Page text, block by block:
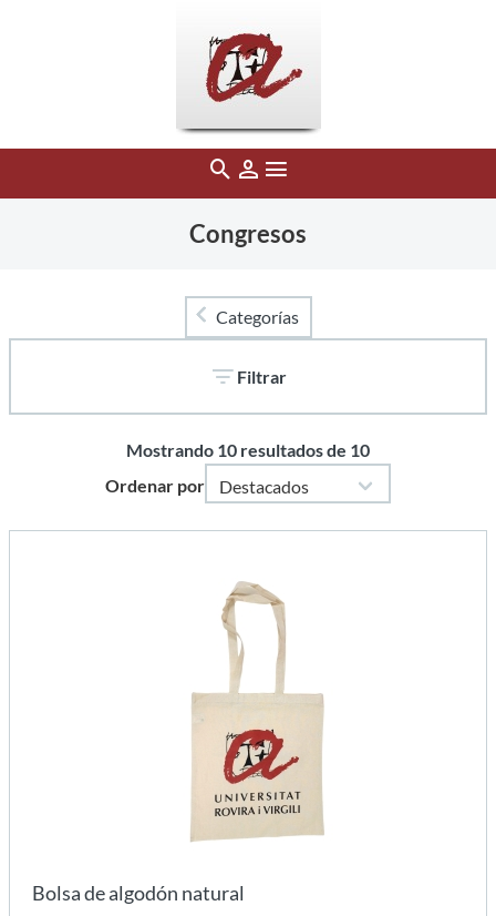
Congresos
Categorías
Filtrar
Mostrando 10 resultados de 10
Ordenar por
Bolsa de algodón natural